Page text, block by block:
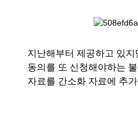
지난해부터 제공하고 있
동의를 또 신청해야하는
자료를 간소화 자료에 추